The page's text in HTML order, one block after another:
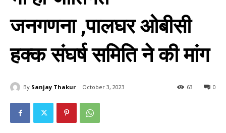
जनगणना ,पालघर ओबीसी
हक्क संघर्ष समिति ने की मांग
By Sanjay Thakur October 3, 2023 0
63